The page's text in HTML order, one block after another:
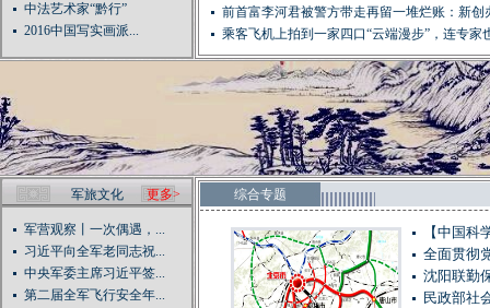
中法艺术家“黔行”
2016中国写实画派...
血...前首富李河君被警方带走再留一堆烂账：新创
集...乘客飞机上拍到一家四口“云端漫步”，连专家
解...
军旅文化 更多>
军营观察丨一次偶遇，...
习近平向全军老同志祝...
中央军委主席习近平签...
第二届全军飞行安全年...
综合专题
【中国科
全面贯彻
沈阳联勤
民政部社